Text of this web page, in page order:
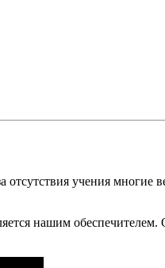
отсутствия учения
нашим